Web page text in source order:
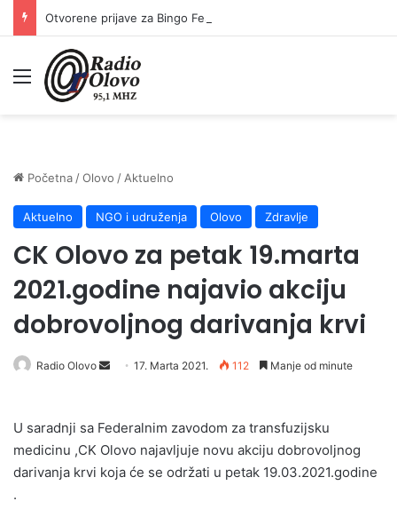
Meni
Početna /Olovo / Aktuelno
Aktuelno NGO i udruženja Olovo Zdravlje
CK Olovo za petak 19.marta
2021.godine najavio akciju
dobrovoljnog darivanja krvi
Radio Olovo
Send17. Marta 2021. 112 Manje od minute
U saradnji sa Federalnim zavodom za transfuzijsku
medicinu ,CK Olovo najavljuje novu akciju dobrovoljnog
darivanja krvi koja će se održati u petak 19.03.2021.godine
.